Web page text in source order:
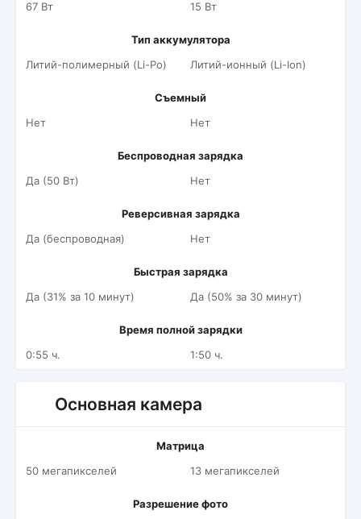
67 Вт 15 Вт
Тип аккумулятора
Литий-полимерный (Li-Po)
Литий-ионный (Li-Ion)
Съемный
Нет
Нет
Беспроводная зарядка
Да (50 Вт)
Нет
Реверсивная зарядка
Да (беспроводная)
Нет
Быстрая зарядка
Да (31% за 10 минут)
Да (50% за 30 минут)
Время полной зарядки
0:55 ч.
1:50 ч.
Основная камера
Матрица
50 мегапикселей
13 мегапикселей
Разрешение фото